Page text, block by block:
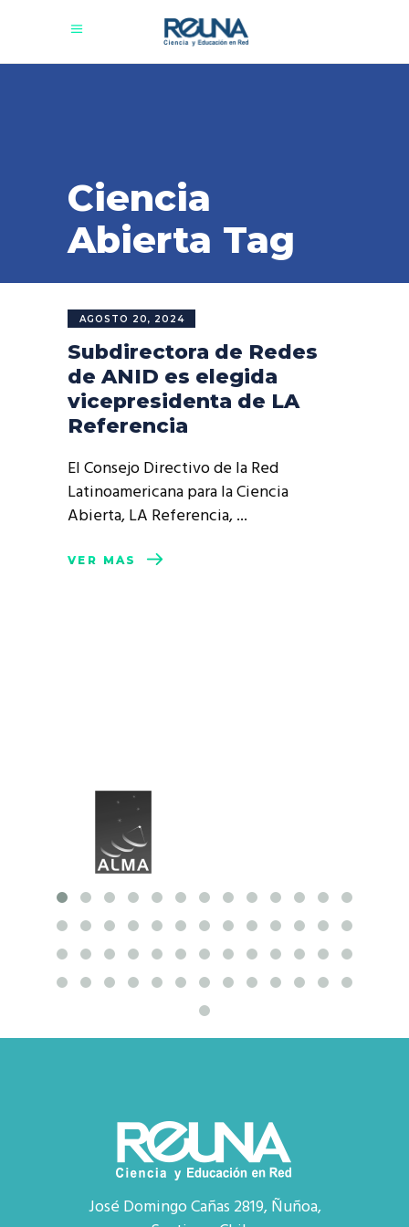
Ciencia
Abierta Tag
AGOSTO 20, 2024
Subdirectora de Redes
de ANID es elegida
vicepresidenta de LA
Referencia
El Consejo Directivo de la Red
Latinoamericana para la Ciencia
Abierta, LA Referencia,
VER MÁS
José Domingo Cañas 2819, Ñuñoa,